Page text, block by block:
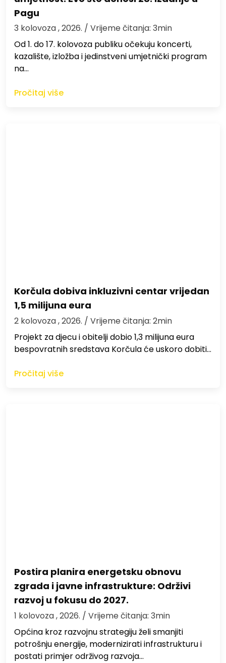
Pagu
3 kolovoza , 2026. / Vrijeme čitanja: 3min
Od 1. do 17. kolovoza publiku očekuju koncerti,
kazalište, izložba i jedinstveni umjetnički program
na…
Pročitaj više
Korčula dobiva inkluzivni centar vrijedan
1,5 milijuna eura
2 kolovoza , 2026. / Vrijeme čitanja: 2min
Projekt za djecu i obitelji dobio 1,3 milijuna eura
bespovratnih sredstava Korčula će uskoro dobiti…
Pročitaj više
Postira planira energetsku obnovu
zgrada i javne infrastrukture: Održivi
razvoj u fokusu do 2027.
1 kolovoza , 2026. / Vrijeme čitanja: 3min
Općina kroz razvojnu strategiju želi smanjiti
potrošnju energije, modernizirati infrastrukturu i
postati primjer održivog razvoja…